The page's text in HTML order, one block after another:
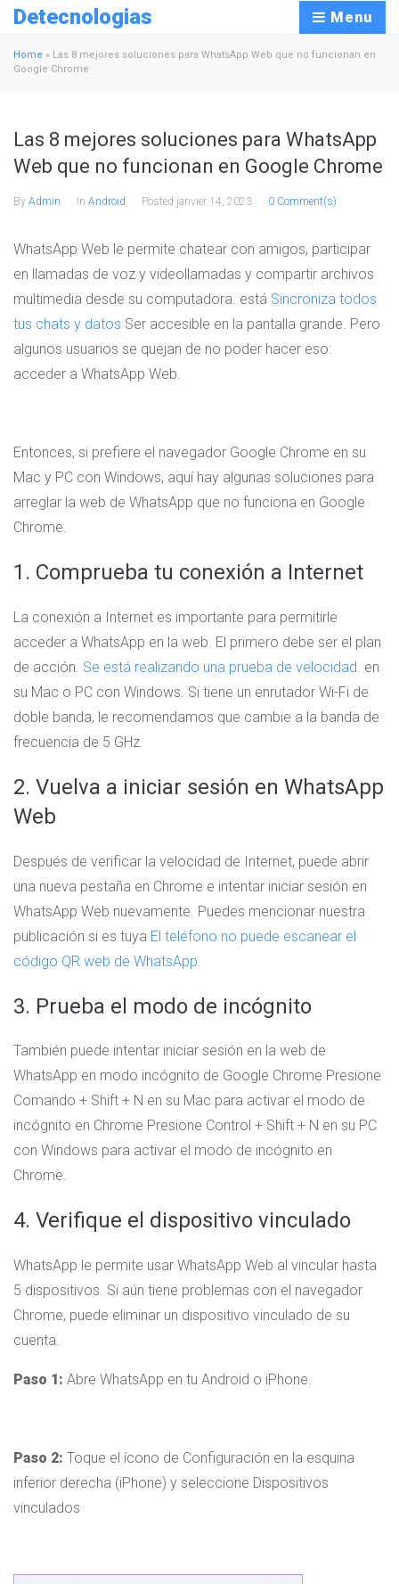
Detecnologias Menu
Home » Las 8 mejores soluciones para WhatsApp Web que no funcionan en
Google Chrome
Las 8 mejores soluciones para WhatsApp
Web que no funcionan en Google Chrome
By Admin In Android Posted janvier 14, 2023 0 Comment(s)
WhatsApp Web le permite chatear con amigos, participar
en llamadas de voz y videollamadas y compartir archivos
multimedia desde su computadora. está Sincroniza todos
tus chats y datos Ser accesible en la pantalla grande. Pero
algunos usuarios se quejan de no poder hacer eso:
acceder a WhatsApp Web.
Entonces, si prefiere el navegador Google Chrome en su
Mac y PC con Windows, aquí hay algunas soluciones para
arreglar la web de WhatsApp que no funciona en Google
Chrome.
1. Comprueba tu conexión a Internet
La conexión a Internet es importante para permitirle
acceder a WhatsApp en la web. El primero debe ser el plan
de acción. Se está realizando una prueba de velocidad. en
su Mac o PC con Windows. Si tiene un enrutador Wi-Fi de
doble banda, le recomendamos que cambie a la banda de
frecuencia de 5 GHz.
2. Vuelva a iniciar sesión en WhatsApp
Web
Después de verificar la velocidad de Internet, puede abrir
una nueva pestaña en Chrome e intentar iniciar sesión en
WhatsApp Web nuevamente. Puedes mencionar nuestra
publicación si es tuya El teléfono no puede escanear el
código QR web de WhatsApp
3. Prueba el modo de incógnito
También puede intentar iniciar sesión en la web de
WhatsApp en modo incógnito de Google Chrome Presione
Comando + Shift + N en su Mac para activar el modo de
incógnito en Chrome Presione Control + Shift + N en su PC
con Windows para activar el modo de incógnito en
Chrome.
4. Verifique el dispositivo vinculado
WhatsApp le permite usar WhatsApp Web al vincular hasta
5 dispositivos. Si aún tiene problemas con el navegador
Chrome, puede eliminar un dispositivo vinculado de su
cuenta.
Paso 1: Abre WhatsApp en tu Android o iPhone.
Paso 2: Toque el ícono de Configuración en la esquina
inferior derecha (iPhone) y seleccione Dispositivos
vinculados